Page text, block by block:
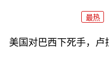
最热
美国对巴西下死手，